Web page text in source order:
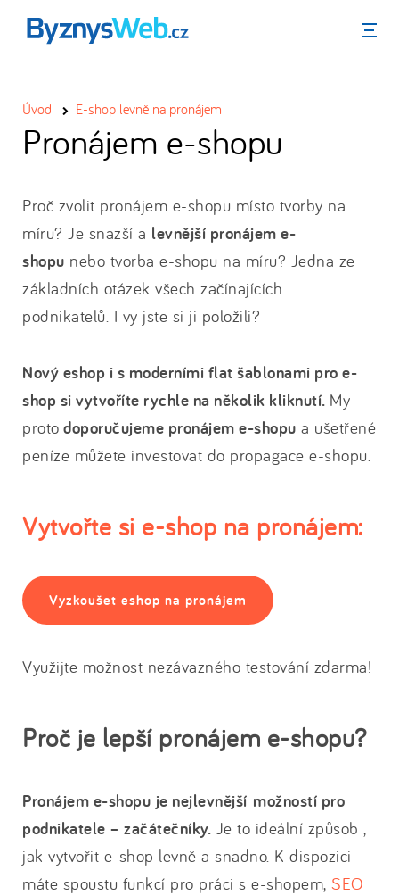
Menu
Pronájem e-shopu
Úvod E-shop levně na pronájem
Proč zvolit pronájem e-shopu místo tvorby na
míru? Je snazší a levnější pronájem e-
shopu nebo tvorba e-shopu na míru? Jedna ze
základních otázek všech začínajících
podnikatelů. I vy jste si ji položili?
Nový eshop i s moderními flat šablonami pro e-
shop si vytvoříte rychle na několik kliknutí. My
proto doporučujeme pronájem e-shopu a ušetřené
peníze můžete investovat do propagace e-shopu.
Vytvořte si e-shop na pronájem:
Vyzkoušet eshop na pronájem
Využijte možnost nezávazného testování zdarma!
Proč je lepší pronájem e-shopu?
Pronájem e-shopu je nejlevnější možností pro
podnikatele – začátečníky. Je to ideální způsob ,
jak vytvořit e-shop levně a snadno. K dispozici
máte spoustu funkcí pro práci s e-shopem, SEO